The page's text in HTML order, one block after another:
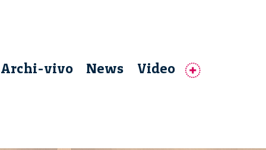
Archi-vivo News Video